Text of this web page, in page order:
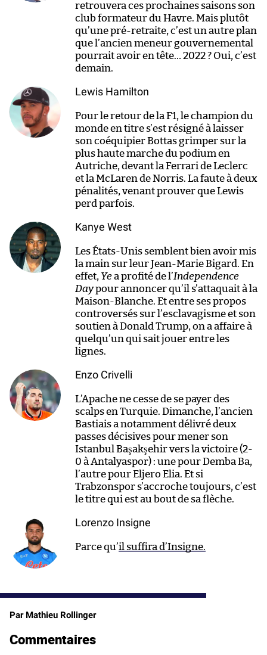
retrouvera ces prochaines saisons son
club formateur du Havre. Mais plutôt
qu’une pré-retraite, c’est un autre plan
que l’ancien meneur gouvernemental
pourrait avoir en tête… 2022 ? Oui, c’est
demain.
Lewis Hamilton
Pour le retour de la F1, le champion du
monde en titre s’est résigné à laisser
son coéquipier Bottas grimper sur la
plus haute marche du podium en
Autriche, devant la Ferrari de Leclerc
et la McLaren de Norris. La faute à deux
pénalités, venant prouver que Lewis
perd parfois.
Kanye West
Les États-Unis semblent bien avoir mis
la main sur leur Jean-Marie Bigard. En
effet, Yea profité de l’Independence
Daypour annoncer qu’il s’attaquait à la
Maison-Blanche. Et entre ses propos
controversés sur l’esclavagisme et son
soutien à Donald Trump, on a affaire à
quelqu’un qui sait jouer entre les
lignes.
Enzo Crivelli
L’Apache ne cesse de se payer des
scalps en Turquie. Dimanche, l’ancien
Bastiais a notamment délivré deux
passes décisives pour mener son
Istanbul Başakşehir vers la victoire (2-
0 à Antalyaspor) : une pour Demba Ba,
l’autre pour Eljero Elia. Et si
Trabzonspor s’accroche toujours, c’est
le titre qui est au bout de sa flèche.
Lorenzo Insigne
Parce qu’il suffira d’Insigne.
Par Mathieu Rollinger
Commentaires